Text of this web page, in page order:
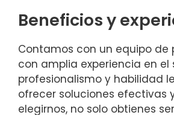
Beneficios y
Contamos con un equipo de
con amplia experiencia en el
profesionalismo y habilidad
ofrecer soluciones efectivas
elegirnos, no solo obtienes